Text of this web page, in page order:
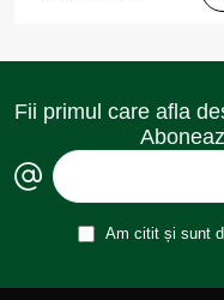
Fii primul care afla
Am citit și sunt